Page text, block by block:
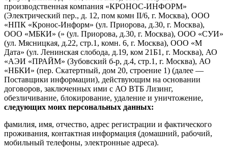
производственная компания «КРОНОС-ИНФОРМ»
(Электрический пер., д. 12, пом комн II/6, г. Москва), ООО
«НПК «Кронос-Информ» (ул. Приорова, д.30, г. Москва),
ООО «МБКИ» (» (ул. Приорова, д.30, г. Москва), ООО «СУИ»
(ул. Мясницкая, д.22, стр.1, комн. 6, г. Москва), ООО «М
Дата» (ул. Ленинская слобода, д.19, ком 21Б1, г. Москва), АО
«АЭИ «ПРАЙМ» (Зубовский б-р, д.4, стр.1, г. Москва), АО
«НБКИ» (пер. Скатертный, дом 20, строение 1) (далее —
Поставщики информации), действующим на основании
договоров, заключенных ими с АО ВТБ Лизинг,
обезличивание, блокирование, удаление и уничтожение,
следующих моих персональных данных:
фамилия, имя, отчество, адрес регистрации и фактического
проживания, контактная информация (домашний, рабочий,
мобильный телефоны, электронные адреса).